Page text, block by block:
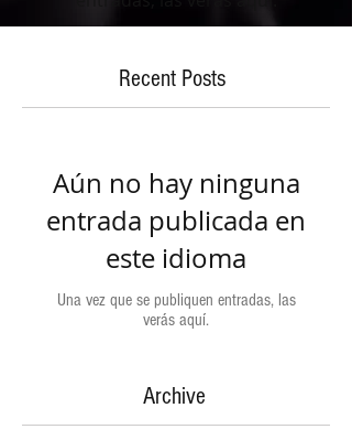
Recent Posts
Aún no hay ninguna
entrada publicada en
este idioma
Una vez que se publiquen entradas, las
verás aquí.
Archive